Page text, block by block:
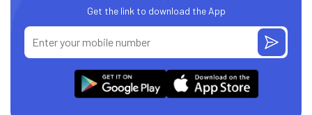
Get the link to download the App